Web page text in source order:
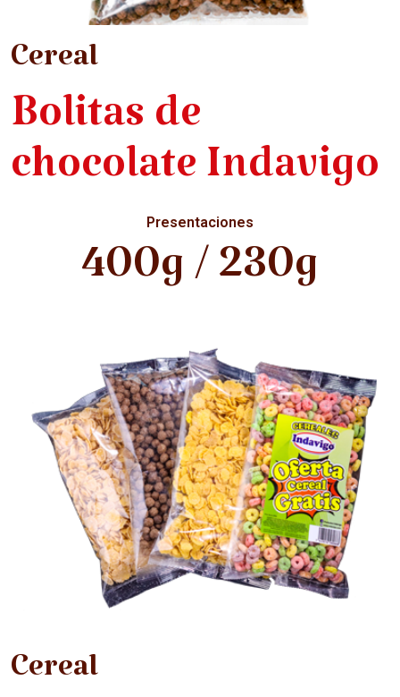
Cereal
Bolitas de
chocolate Indavigo
Presentaciones
400g / 230g
Cereal